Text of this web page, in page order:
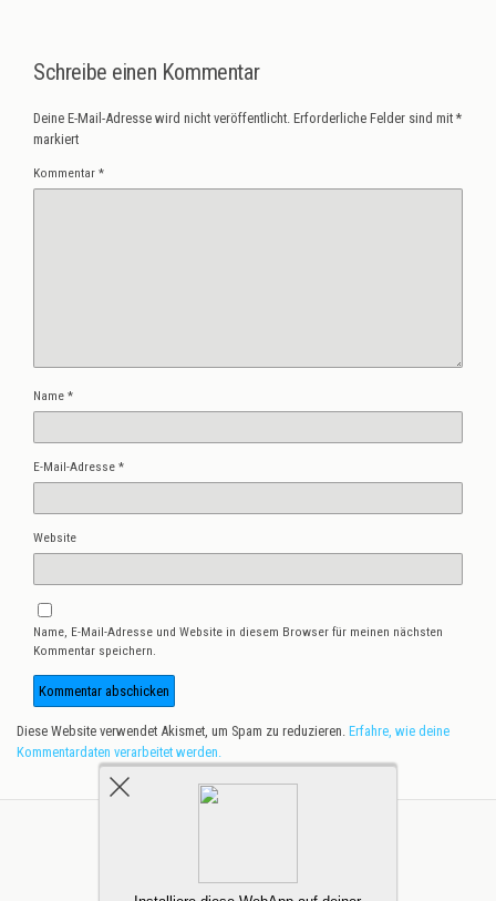
Schreibe einen Kommentar
Deine E-Mail-Adresse wird nicht veröffentlicht. Erforderliche Felder sind mit *
markiert
Kommentar *
Name *
E-Mail-Adresse *
Website
Name, E-Mail-Adresse und Website in diesem Browser für meinen nächsten
Kommentar speichern.
Diese Website verwendet Akismet, um Spam zu reduzieren. Erfahre, wie deine
Kommentardaten verarbeitet werden.